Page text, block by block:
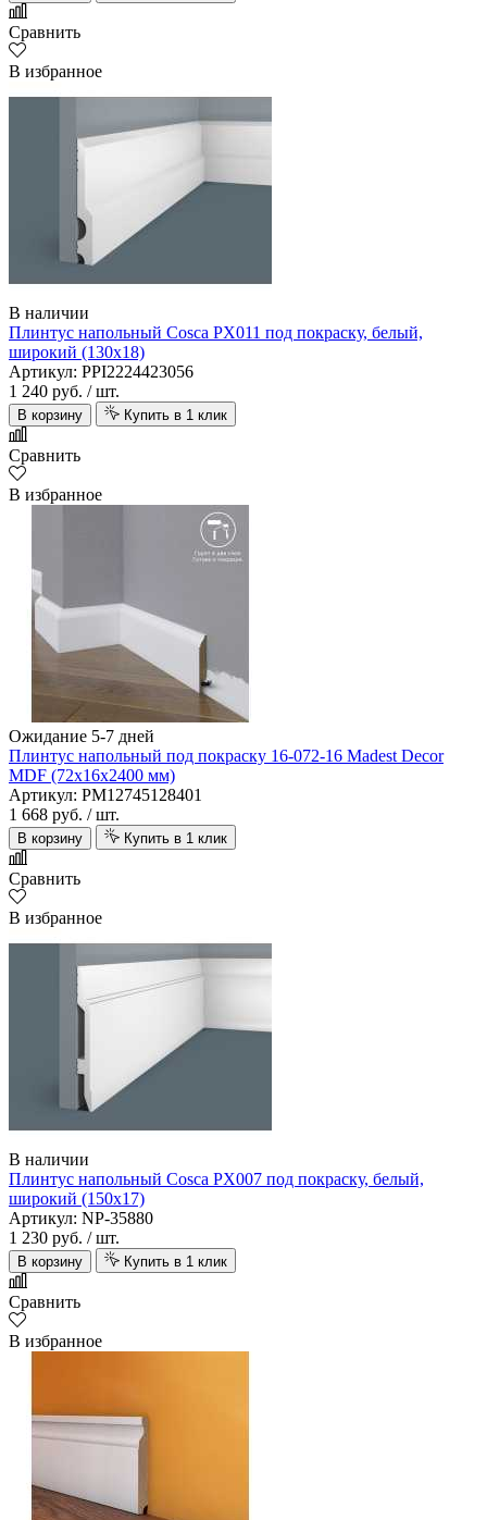
Сравнить
В избранное
В наличии
Плинтус напольный Cosca PX011 под покраску, белый,
широкий (130х18)
Артикул: PPI2224423056
1 240 руб. / шт.
В корзину Купить в 1 клик
Сравнить
В избранное
Ожидание 5-7 дней
Плинтус напольный под покраску 16-072-16 Madest Decor
MDF (72х16х2400 мм)
Артикул: PM12745128401
1 668 руб. / шт.
В корзину Купить в 1 клик
Сравнить
В избранное
В наличии
Плинтус напольный Cosca PX007 под покраску, белый,
широкий (150х17)
Артикул: NP-35880
1 230 руб. / шт.
В корзину Купить в 1 клик
Сравнить
В избранное